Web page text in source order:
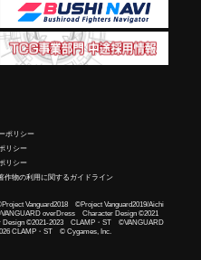
ポリシー
リシー
リシー
作物の利用に関するガイドライン
Vanguard2018 ©Project Vanguard2019/Aichi
overDress Character Design ©2021
©2021-2023 CLAMP・ST ©VANGUARD
CLAMP・ST © Cygames, Inc.